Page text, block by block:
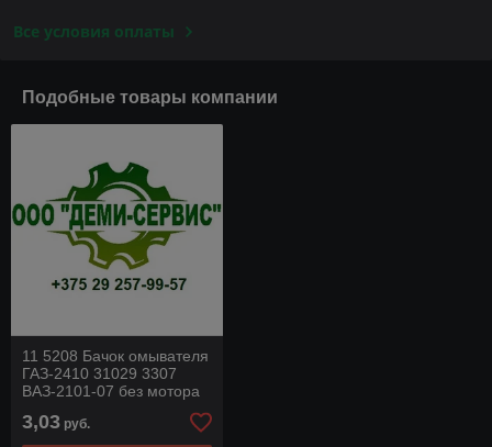
Все условия оплаты
Подобные товары компании
11 5208 Бачок омывателя
ГАЗ-2410 31029 3307
ВАЗ-2101-07 без мотора
3,03 руб.